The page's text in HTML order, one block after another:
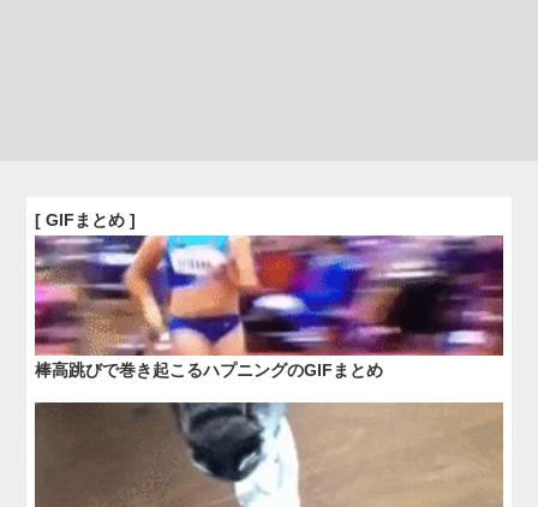
[ GIFまとめ ]
棒高跳びで巻き起こるハプニングのGIFまとめ